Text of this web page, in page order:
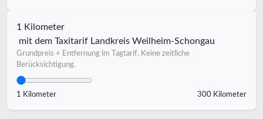
1 Kilometer
mit dem Taxitarif Landkreis Weilheim-Schongau
Grundpreis + Entfernung im Tagtarif. Keine zeitliche
Berücksichtigung.
1 Kilometer 300 Kilometer